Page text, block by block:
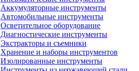
Аккумуляторные инструменты
Автомобильные инструменты
Осветительное оборудование
Диагностические инструменты
Экстракторы и съемники
Хранение и наборы инструментов
Изолированные инструменты